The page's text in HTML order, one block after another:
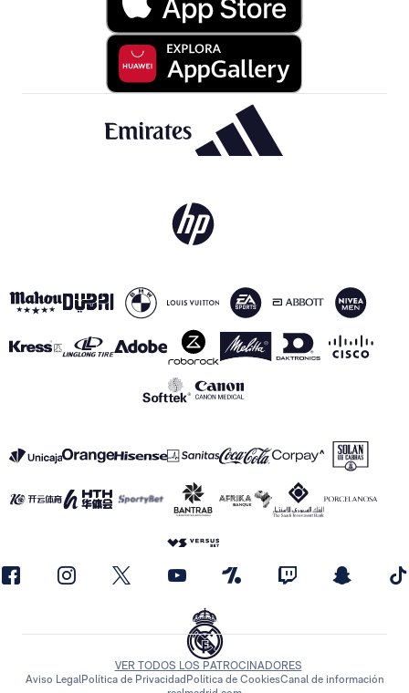
VER TODOS LOS PATROCINADORES
Aviso LegalPolítica de Privacidad Política de CookiesCanal de información